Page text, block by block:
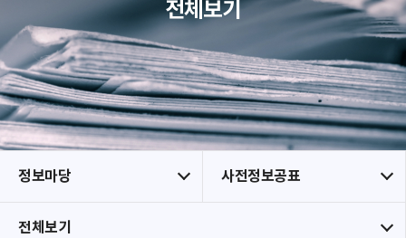
전체보기
정보마당 사전정보공표
전체보기